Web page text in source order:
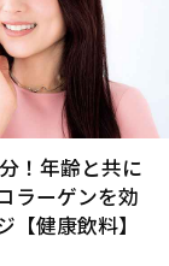
！年齢と共に
ラーゲンを効
【健康飲料】